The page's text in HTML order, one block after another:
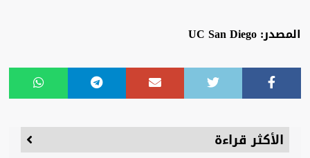
المصدر: UC San Diego
الأكثر قراءة